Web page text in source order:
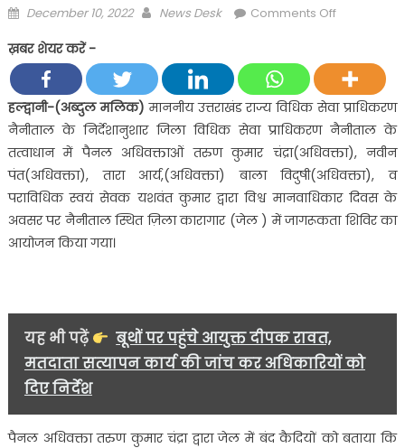
Posted
December 10, 2022 Author
News Desk Comments Offon
का
विश्व
मानवाधिकार
दिवस
के
अवसर
पर
ज़िला
ख़बर शेयर करें -
हल्द्वानी-(अब्दुल मलिक) माननीय उत्तराखंड राज्य विधिक सेवा प्राधिकरण
नैनीताल के निर्देशानुशार जिला विधिक सेवा प्राधिकरण नैनीताल के
तत्वाधान में पैनल अधिवक्ताओं तरुण कुमार चंद्रा(अधिवक्ता), नवीन
पंत(अधिवक्ता), तारा आर्य,(अधिवक्ता) बाला विदुषी(अधिवक्ता), व
पराविधिक स्वयं सेवक यशवंत कुमार द्वारा विश्व मानवाधिकार दिवस के
अवसर पर नैनीताल स्थित ज़िला कारागार (जेल ) में जागरूकता शिविर का
आयोजन किया गया।
यह भी पढ़ें
बूथों पर पहुंचे आयुक्त दीपक रावत,
मतदाता सत्यापन कार्य की जांच कर अधिकारियों को
दिए निर्देश
पैनल अधिवक्ता तरुण कुमार चंद्रा द्वारा जेल में बंद कैदियों को बताया कि